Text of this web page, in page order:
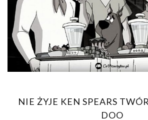
NIE ŻYJE KEN SPEARS
DOO